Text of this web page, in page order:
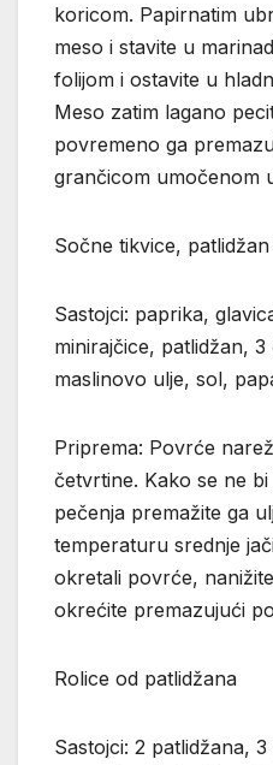
koricom. Papirnatim
meso i stavite u
folijom i ostavite u
Meso zatim lagano
povremeno ga
grančicom umočenom
Sočne tikvice,
Sastojci: paprika,
minirajčice, patlidžan, 3
maslinovo ulje, sol,
Priprema: Povrće
četvrtine. Kako se ne
pečenja premažite ga
temperaturu srednje
okretali povrće,
okrećite premazujući
Rolice od patlidžana
Sastojci: 2 patlidžana,